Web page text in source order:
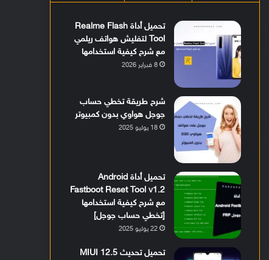
تحميل أداة Realme Flash
Tool لتفليش هواتف ريلمي
مع شرح كيفية استخدامها
8 فبراير 2026
شرح طريقة تخطي حساب
جوجل هواوي بدون كمبيوتر
18 يوليو 2025
تحميل أداة Android
Fastboot Reset Tool v1.2
مع شرح كيفية استخدامها
[تخطي حساب جوجل]
22 يوليو 2025
تحميل تحديث MIUI 12.5